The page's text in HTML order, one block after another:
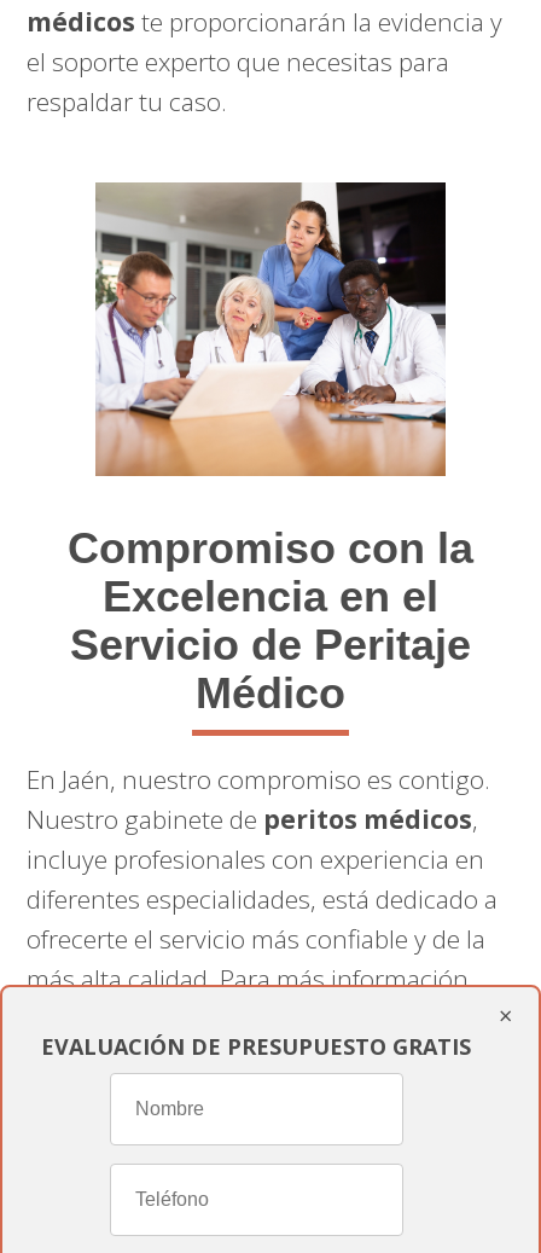
médicos te proporcionarán la evidencia y
el soporte experto que necesitas para
respaldar tu caso.
Compromiso con la
Excelencia en el
Servicio de Peritaje
Médico
En Jaén, nuestro compromiso es contigo.
Nuestro gabinete de peritos médicos,
incluye profesionales con experiencia en
diferentes especialidades, está dedicado a
ofrecerte el servicio más confiable y de la
más alta calidad. Para más información
médico en Jaén, contáctanos en
informesmedicospericiales.com
Nuestro equipo está listo para ofrecerte el
soporte experto y personalizado que
×
EVALUACIÓN DE PRESUPUESTO GRATIS